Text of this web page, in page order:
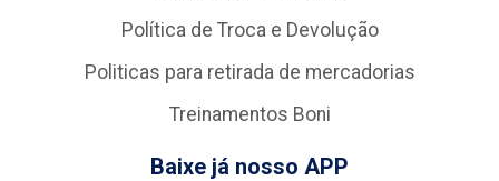
Política de Troca e Devolução
Politicas para retirada de mercadorias
Treinamentos Boni
Baixe já nosso APP